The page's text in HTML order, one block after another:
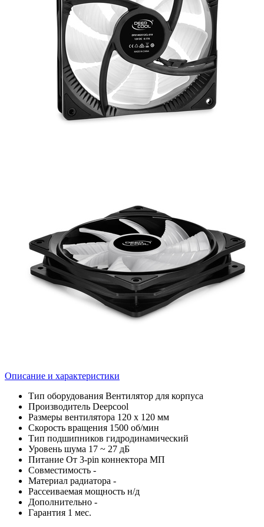
Описание и характеристики
Тип оборудования Вентилятор для корпуса
Производитель Deepcool
Размеры вентилятора 120 x 120 мм
Скорость вращения 1500 об/мин
Тип подшипников гидродинамический
Уровень шума 17 ~ 27 дБ
Питание От 3-pin коннектора МП
Совместимость -
Материал радиатора -
Рассеиваемая мощность н/д
Дополнительно -
Гарантия 1 мес.